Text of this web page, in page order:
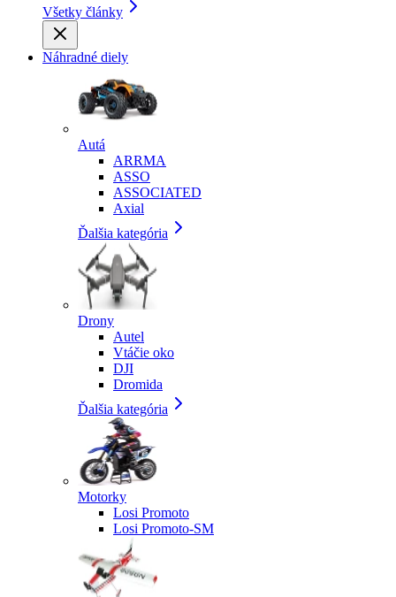
Všetky články
Náhradné diely
Autá
ARRMA
ASSO
ASSOCIATED
Axial
Ďalšia kategória
Drony
Autel
Vtáčie oko
DJI
Dromida
Ďalšia kategória
Motorky
Losi Promoto
Losi Promoto-SM